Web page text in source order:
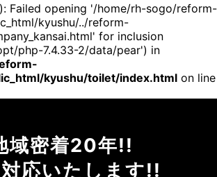
Failed opening '/home/rh-sogo/reform-
kyushu/../reform-
for inclusion
php-7.4.33-2/data/pear') in
kyushu/toilet/index.html on line
域密着20年!!
応いたします!!